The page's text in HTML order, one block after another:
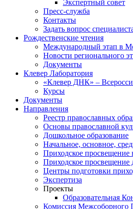
Экспертный совет
Пресс-служба
Контакты
Задать вопрос
Рождественские чтения
Международный этап в
Новости регионального
Документы
Клевер Лаборатория
«Клевер ДНК» –
Курсы
Документы
Направления
Реестр православных
Основы православной
Дошкольное образование
Начальное, основное,
Приходское просвещение
Приходское просвещение
Центры подготовки
Экспертиза
Проекты
Образовательная
Комиссия Межсоборного